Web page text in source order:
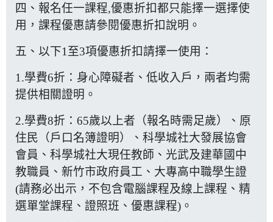
四、報名任一課程,優惠折扣都只能擇一選擇使
用，課程優惠請參閱優惠折扣說明 。
五、以下1至3項優惠折扣請擇一使用：
1.學費6折：身心障礙者、低收入戶，兩者均需
提供相關證明。
2.學費8折：65歲以上者（報名時需足歲）、原
住民（戶口名簿證明）、科學城社大發展協會
會員、科學城社大現任教師、光武及建華國中
教職員、新竹市政府員工、大專高中職學生證
(請務必出示，不包含電腦課程及線上課程、精
選單堂課程、證照班、優惠課程)。